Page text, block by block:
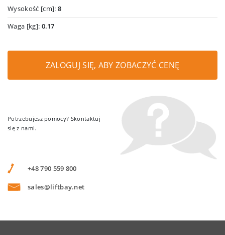
Wysokość [cm]: 8
Waga [kg]: 0.17
ZALOGUJ SIĘ, ABY ZOBACZYĆ CENĘ
Potrzebujesz pomocy? Skontaktuj
się z nami.
+48 790 559 800
sales@liftbay.net